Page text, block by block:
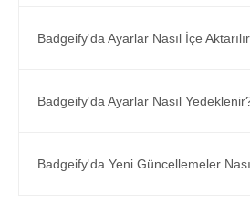
Badgeify'da Ayarlar Nasıl İçe
Badgeify'da Ayarlar Nasıl
Badgeify'da Yeni Güncellemeler